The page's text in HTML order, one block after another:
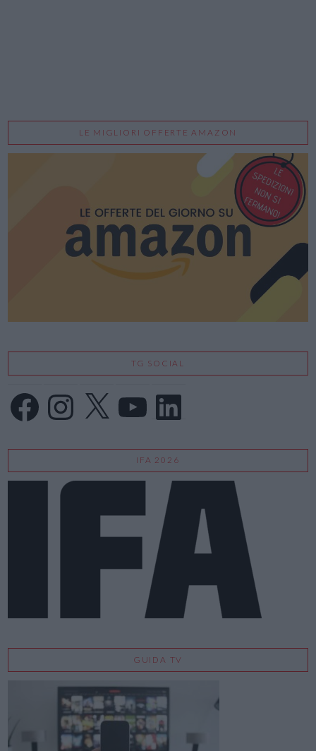
LE MIGLIORI OFFERTE AMAZON
TG SOCIAL
FacebookInstagram
X LinkedIn
IFA 2026
GUIDA TV